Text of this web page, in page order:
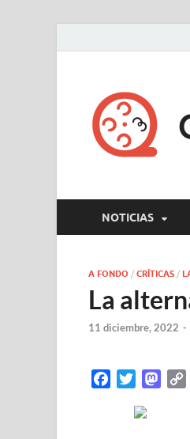
NOTICIAS
A FONDO / CRÍTICAS /
La
11 diciembre, 2022 -
i
M